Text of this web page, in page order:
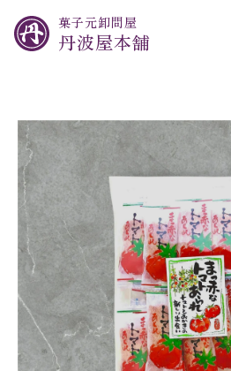
菓子元卸問屋
丹波屋本舗